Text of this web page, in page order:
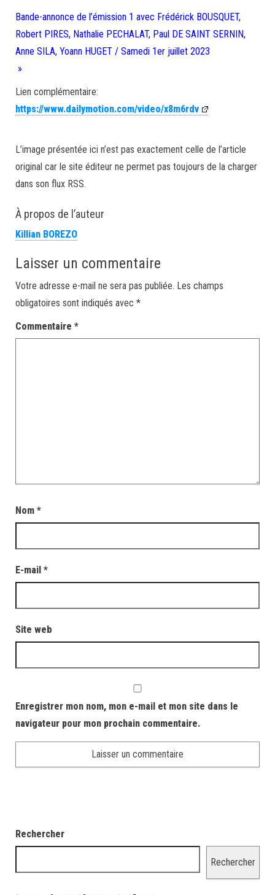
Bande-annonce de l’émission 1 avec Frédérick BOUSQUET,
Robert PIRES, Nathalie PECHALAT, Paul DE SAINT SERNIN,
Anne SILA, Yoann HUGET / Samedi 1er juillet 2023
»
Lien complémentaire:
https://www.dailymotion.com/video/x8m6rdv
L’image présentée ici n’est pas exactement celle de l’article
original car le site éditeur ne permet pas toujours de la charger
dans son flux RSS.
À propos de l’auteur
Killian BOREZO
Laisser un commentaire
Votre adresse e-mail ne sera pas publiée. Les champs
obligatoires sont indiqués avec *
Commentaire *
Nom *
E-mail *
Site web
Enregistrer mon nom, mon e-mail et mon site dans le
navigateur pour mon prochain commentaire.
Rechercher
Rechercher